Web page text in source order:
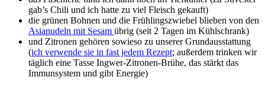
gab’s Chili und ich hatte zu viel Fleisch gekauft)
die grünen Bohnen und die Frühlingszwiebel blieben von den
Asianudeln mit Sesam übrig (seit 2 Tagen im Kühlschrank)
und Zitronen gehören sowieso zu unserer Grundausstattung
(ich verwende sie in fast jedem Rezept; außerdem trinken wir
täglich eine Tasse Ingwer-Zitronen-Brühe, das stärkt das
Immunsystem und gibt Energie)